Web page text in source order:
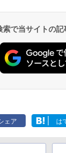
で当サイトの記
ェア は